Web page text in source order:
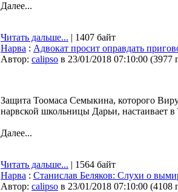
Далее...
Читать дальше... | 1407 байт
Нарва : Адвокат просит оправдать
Автор: calipso в 23/01/2018 07:10:00 (3977
Защита Тоомаса Семыкина, которого
нарвской школьницы Дарьи, настаивает
Далее...
Читать дальше... | 1564 байт
Нарва : Станислав Беляков: Слухи о
Автор: calipso в 23/01/2018 07:10:00 (4108